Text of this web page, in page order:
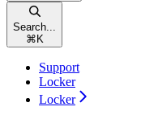
Search...
⌘ K
Support
Locker
Locker